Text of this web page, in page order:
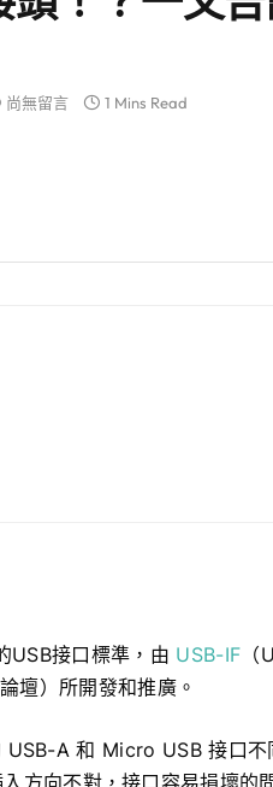
尚無留言 1 Mins Read
USB接口標準，由 USB-IF
壇）所開發和推廣。
A 和 Micro USB 接口
方向不對，接口容易損壞